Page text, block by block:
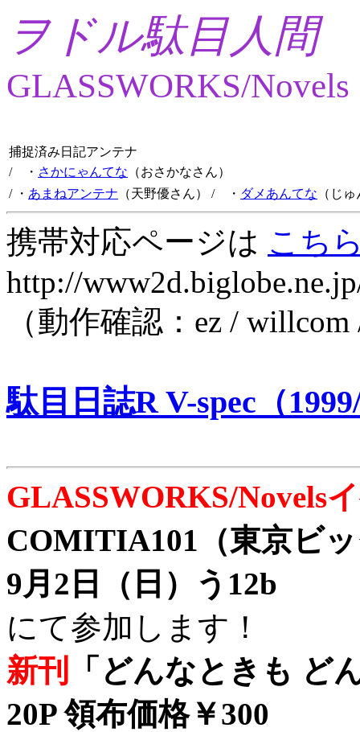
ヲドル駄目人間
GLASSWORKS/Novels
捕捉済み日記アンテナ
/ ・ さかにゃんてな （おさかなさん）
/ ・ あまねアンテナ （天野優さん） / ・ ダメあんてな （じ
携帯対応ページは こち
http://
（動作確認：ez /
駄目日誌R V-spec（
GLASSWORKS/Novels
COMITIA101（東京ビ
9月2日（日）う12b
にて参加します！
新刊
「どんなときも ど
20P 領布価格￥300